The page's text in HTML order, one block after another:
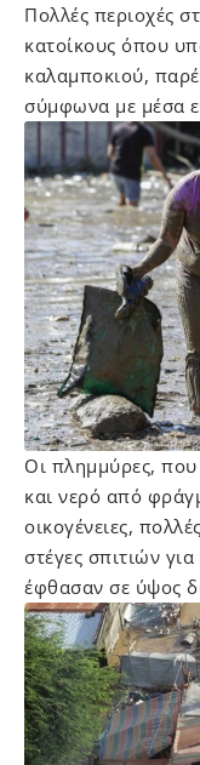
Πολλές περιοχές
κατοίκους όπου
καλαμποκιού,
σύμφωνα με μέσα
Οι πλημμύρες,
και νερό από
οικογένειες,
στέγες σπιτιών
έφθασαν σε ύψος